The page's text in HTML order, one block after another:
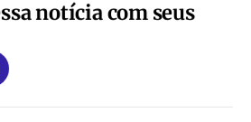
notícia com seus